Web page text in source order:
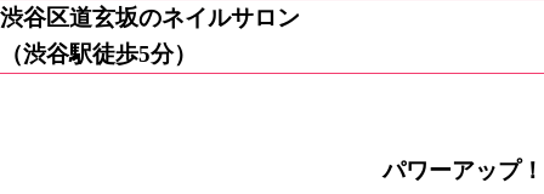
渋谷区道玄坂のネイルサロン
（渋谷駅徒歩5分）
パワーアップ！